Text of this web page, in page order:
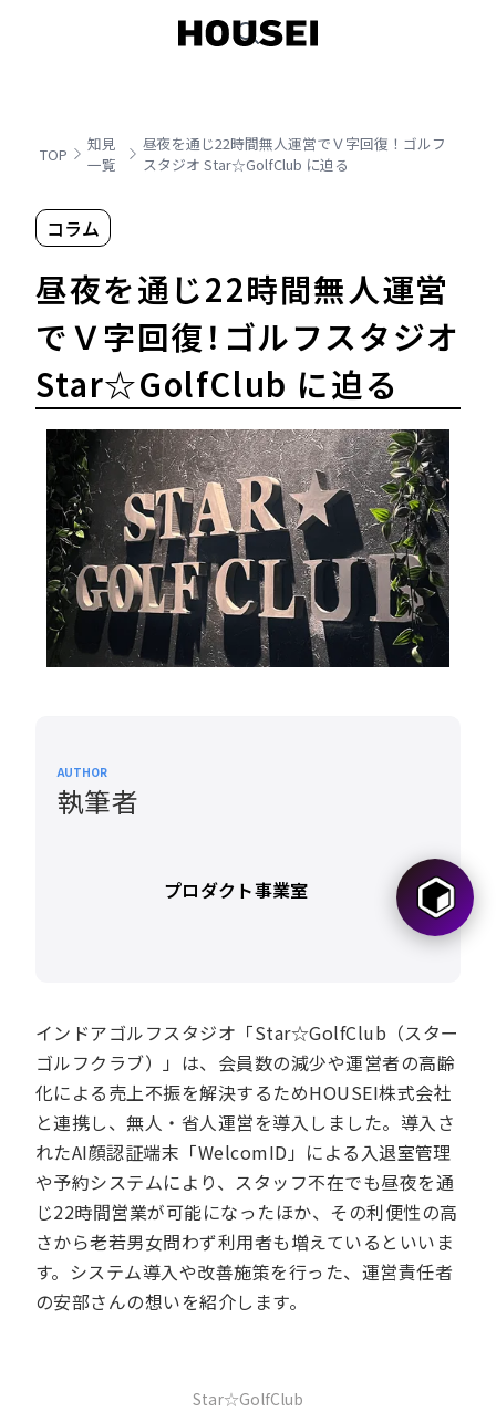
TOP
知見
一覧
昼夜を通じ22時間無人運営でＶ字回復！ゴルフ
スタジオ Star☆GolfClub に迫る
コラム
昼夜を通じ22時間無人運営
でＶ字回復！ゴルフスタジオ
Star☆GolfClub に迫る
AUTHOR
執筆者
プロダクト事業室
インドアゴルフスタジオ「Star☆GolfClub（スター
ゴルフクラブ）」は、会員数の減少や運営者の高齢
化による売上不振を解決するためHOUSEI株式会社
と連携し、無人・省人運営を導入しました。導入さ
れたAI顔認証端末「WelcomID」による入退室管理
や予約システムにより、スタッフ不在でも昼夜を通
じ22時間営業が可能になったほか、その利便性の高
さから老若男女問わず利用者も増えているといいま
す。システム導入や改善施策を行った、運営責任者
の安部さんの想いを紹介します。
Star☆GolfClub